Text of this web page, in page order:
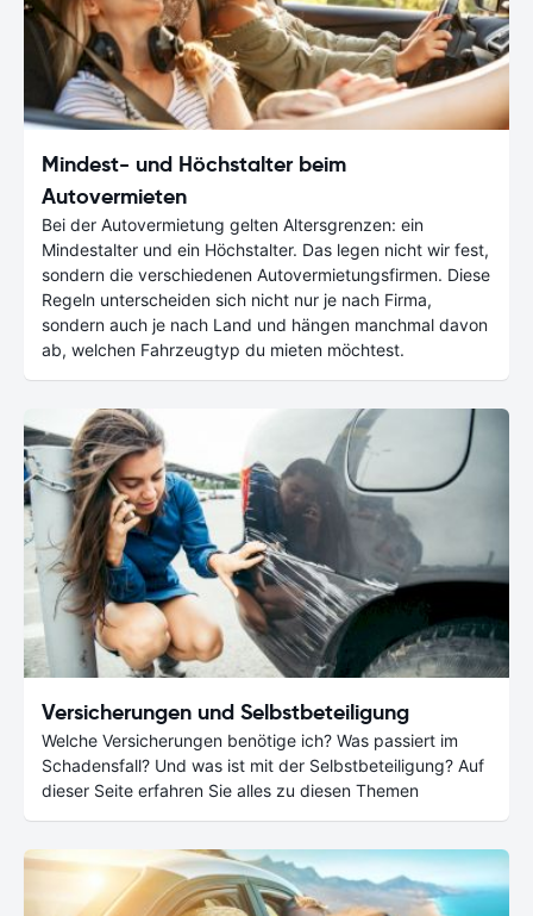
Mindest- und Höchstalter beim
Autovermieten
Bei der Autovermietung gelten Altersgrenzen: ein
Mindestalter und ein Höchstalter. Das legen nicht wir fest,
sondern die verschiedenen Autovermietungsfirmen. Diese
Regeln unterscheiden sich nicht nur je nach Firma,
sondern auch je nach Land und hängen manchmal davon
ab, welchen Fahrzeugtyp du mieten möchtest.
Versicherungen und Selbstbeteiligung
Welche Versicherungen benötige ich? Was passiert im
Schadensfall? Und was ist mit der Selbstbeteiligung? Auf
dieser Seite erfahren Sie alles zu diesen Themen